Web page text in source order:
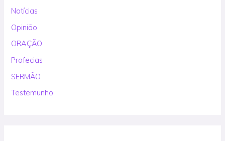
Notícias
Opinião
ORAÇÃO
Profecias
SERMÃO
Testemunho